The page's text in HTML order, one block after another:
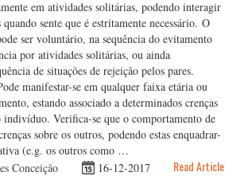
em atividades solitárias, podendo interagir
quando sente que é estritamente necessário. O
ser voluntário, na sequência do evitamento
por atividades solitárias, ou ainda
de situações de rejeição pelos pares.
manifestar-se em qualquer faixa etária ou
estando associado a determinados crenças
indivíduo. Verifica-se que o comportamento de
sobre os outros, podendo estas enquadrar-
(e.g. os outros como …
Conceição
16-12-2017 Read Article